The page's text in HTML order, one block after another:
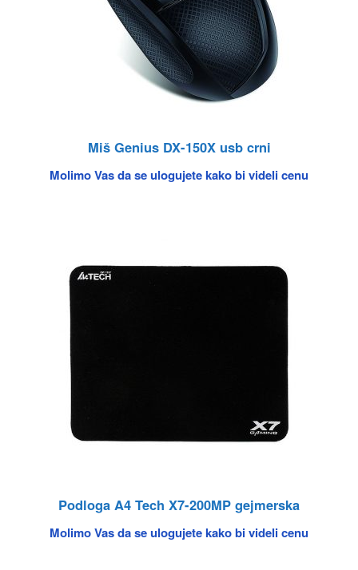
Miš Genius DX-150X usb crni
Molimo Vas da se ulogujete kako bi videli cenu
Podloga A4 Tech X7-200MP gejmerska
Molimo Vas da se ulogujete kako bi videli cenu